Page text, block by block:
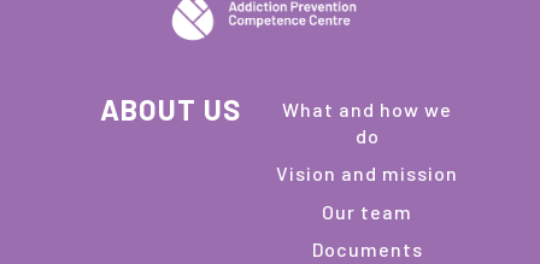
ABOUT US
What and how we
do
Vision and mission
Our team
Documents